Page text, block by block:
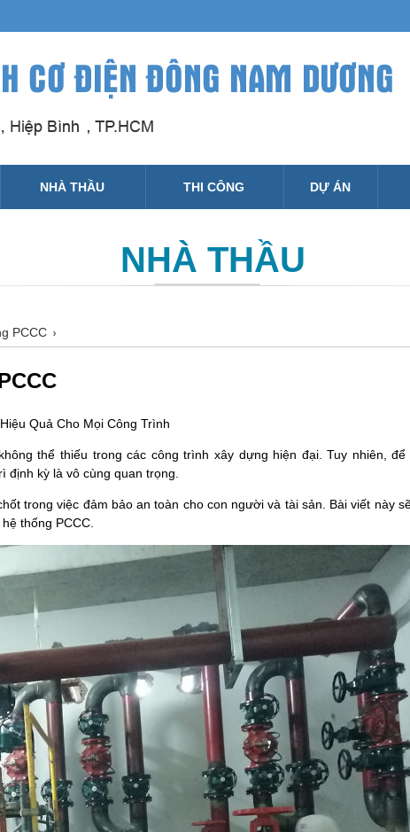
NHÀ THẦU THI CÔNG DỰ ÁN
NHÀ THẦU
PCCC
Quả Cho Mọi Công Trình
thể thiếu trong các công trình xây dựng hiện đại. Tuy nhiên, để
định kỳ là vô cùng quan trọng.
trong việc đảm bảo an toàn cho con người và tài sản. Bài viết này
thống PCCC.